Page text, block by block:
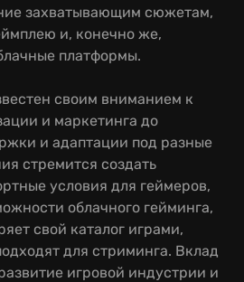
захватывающим сюжетам,
и, конечно же,
платформы.
своим вниманием к
и маркетинга до
и адаптации под разные
стремится создать
условия для геймеров,
облачного гейминга,
свой каталог играми,
для стриминга. Вклад
игровой индустрии и